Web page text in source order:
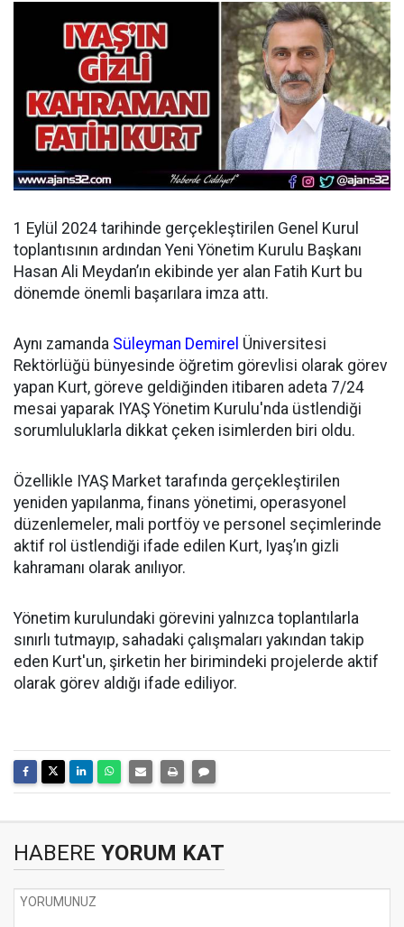
1 Eylül 2024 tarihinde gerçekleştirilen Genel Kurul
toplantısının ardından Yeni Yönetim Kurulu Başkanı
Hasan Ali Meydan’ın ekibinde yer alan Fatih Kurt bu
dönemde önemli başarılara imza attı.
Aynı zamanda Süleyman Demirel Üniversitesi
Rektörlüğü bünyesinde öğretim görevlisi olarak görev
yapan Kurt, göreve geldiğinden itibaren adeta 7/24
mesai yaparak IYAŞ Yönetim Kurulu'nda üstlendiği
sorumluluklarla dikkat çeken isimlerden biri oldu.
Özellikle IYAŞ Market tarafında gerçekleştirilen
yeniden yapılanma, finans yönetimi, operasyonel
düzenlemeler, mali portföy ve personel seçimlerinde
aktif rol üstlendiği ifade edilen Kurt, Iyaş’ın gizli
kahramanı olarak anılıyor.
Yönetim kurulundaki görevini yalnızca toplantılarla
sınırlı tutmayıp, sahadaki çalışmaları yakından takip
eden Kurt'un, şirketin her birimindeki projelerde aktif
olarak görev aldığı ifade ediliyor.
HABERE YORUM KAT